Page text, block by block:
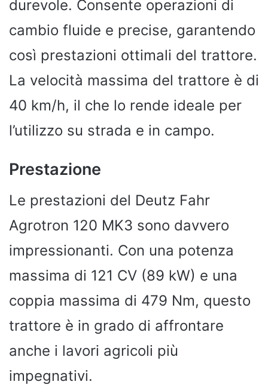
durevole. Consente operazioni di
cambio fluide e precise, garantendo
così prestazioni ottimali del trattore.
La velocità massima del trattore è di
40 km/h, il che lo rende ideale per
l’utilizzo su strada e in campo.
Prestazione
Le prestazioni del Deutz Fahr
Agrotron 120 MK3 sono davvero
impressionanti. Con una potenza
massima di 121 CV (89 kW) e una
coppia massima di 479 Nm, questo
trattore è in grado di affrontare
anche i lavori agricoli più
impegnativi.